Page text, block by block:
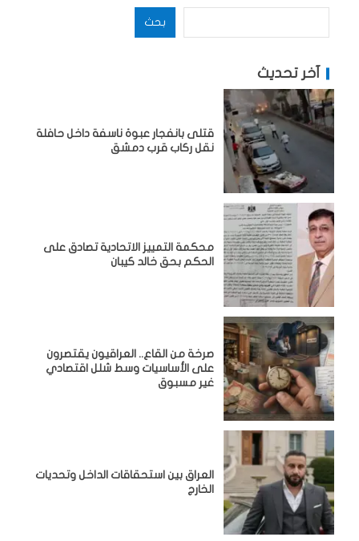
بحث
آخر تحديث
قتلى بانفجار عبوة ناسفة داخل حافلة
نقل ركاب قرب دمشق
محكمة التمييز الاتحادية تصادق على
الحكم بحق خالد كيبان
صرخة من القاع.. العراقيون يقتصرون
على الأساسيات وسط شلل اقتصادي
غير مسبوق
‏العراق بين استحقاقات الداخل وتحديات
الخارج